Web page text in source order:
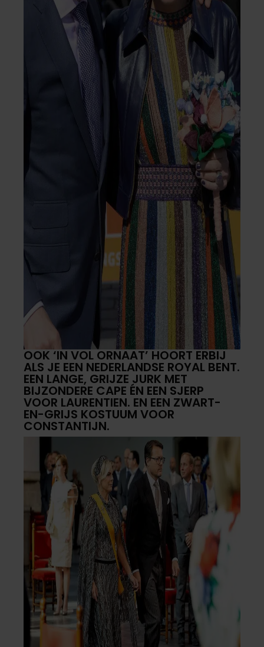
OOK ‘IN VOL ORNAAT’ HOORT ERBIJ
ALS JE EEN NEDERLANDSE ROYAL BENT.
EEN LANGE, GRIJZE JURK MET
BIJZONDERE CAPE ÉN EEN SJERP
VOOR LAURENTIEN. EN EEN ZWART-
EN-GRIJS KOSTUUM VOOR
CONSTANTIJN.